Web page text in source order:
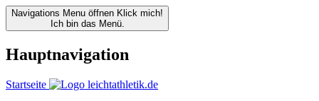
Navigations Menu öffnen Klick mich!
Ich bin das Menü.
Hauptnavigation
Startseite